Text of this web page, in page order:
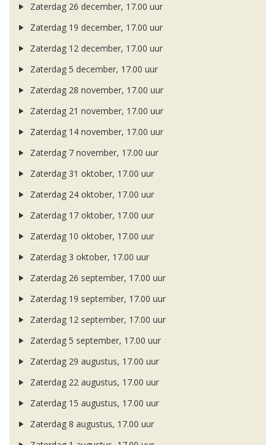
Zaterdag 26 december, 17.00 uur
Zaterdag 19 december, 17.00 uur
Zaterdag 12 december, 17.00 uur
Zaterdag 5 december, 17.00 uur
Zaterdag 28 november, 17.00 uur
Zaterdag 21 november, 17.00 uur
Zaterdag 14 november, 17.00 uur
Zaterdag 7 november, 17.00 uur
Zaterdag 31 oktober, 17.00 uur
Zaterdag 24 oktober, 17.00 uur
Zaterdag 17 oktober, 17.00 uur
Zaterdag 10 oktober, 17.00 uur
Zaterdag 3 oktober, 17.00 uur
Zaterdag 26 september, 17.00 uur
Zaterdag 19 september, 17.00 uur
Zaterdag 12 september, 17.00 uur
Zaterdag 5 september, 17.00 uur
Zaterdag 29 augustus, 17.00 uur
Zaterdag 22 augustus, 17.00 uur
Zaterdag 15 augustus, 17.00 uur
Zaterdag 8 augustus, 17.00 uur